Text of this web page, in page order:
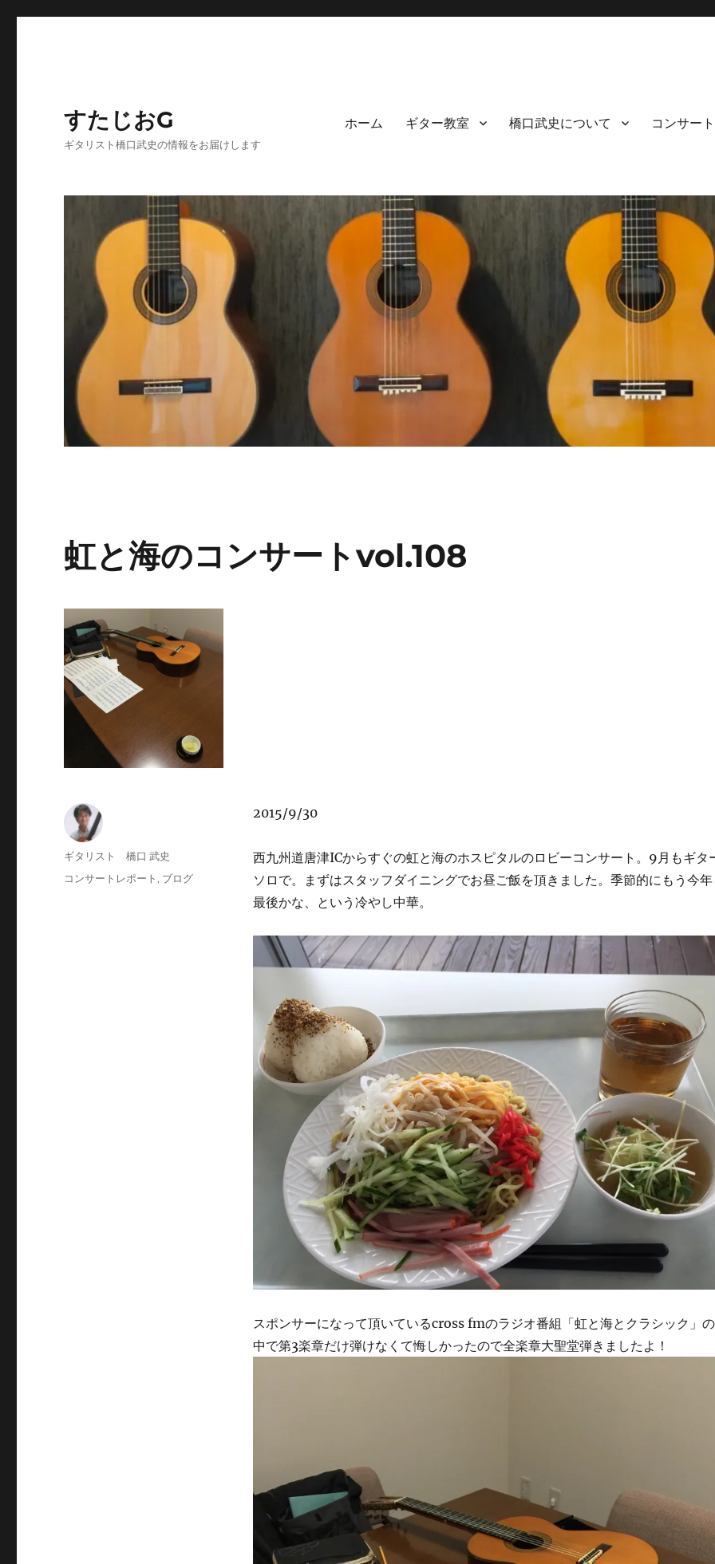
すたじおG
ギタリスト橋口武史の情報をお届けします
ホーム ギター教室 橋口武史について コンサート
虹と海のコンサートvol.108
2015/9/30
西九州道唐津ICからすぐの虹と海のホスピタルのロビーコンサート。9月もギタ
ソロで。まずはスタッフダイニングでお昼ご飯を頂きました。季節的にもう今年
最後かな、という冷やし中華。
スポンサーになって頂いているcross fmのラジオ番組「虹と海とクラシック」の
中で第3楽章だけ弾けなくて悔しかったので全楽章大聖堂弾きましたよ！
投
ギタリスト 橋口 武史
投
カ
コンサートレポート , ブログ